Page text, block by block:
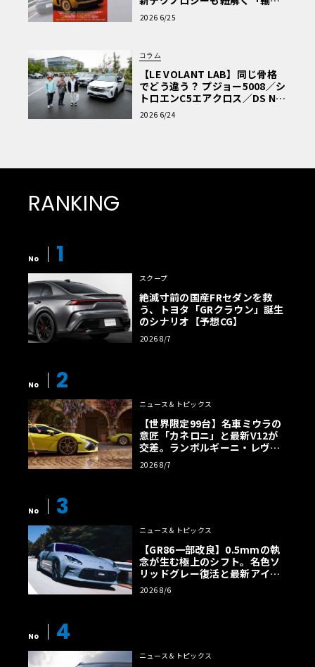
車Q&A」
2026 6/25
コラム
【LE VOLANT LAB】同じ骨格
でどう違う？ プジョー5008／シ
トロエンC5エアクロス／DS Nº4
読者一気乗りレポート
2026 6/24
RANKING
No 1
スクープ
絶滅寸前の国産FRセダンを救
う、トヨタ「GRクラウン」誕生
のシナリオ【予想CG】
2026 8/7
No 2
ニュース＆トピックス
【世界限定99台】名車ミウラの
意匠「カネロニ」と最新V12が
交差。ランボルギーニ・レヴエ
ルトに60周年記念車が登場
2026 8/7
No 3
ニュース＆トピックス
【GR86一部改良】0.5mmの執
念が生む極上のシフト。名色ソ
リッドグレー復活と最新アイサ
イトでFRの極みへ
2026 8/6
No 4
ニュース＆トピックス